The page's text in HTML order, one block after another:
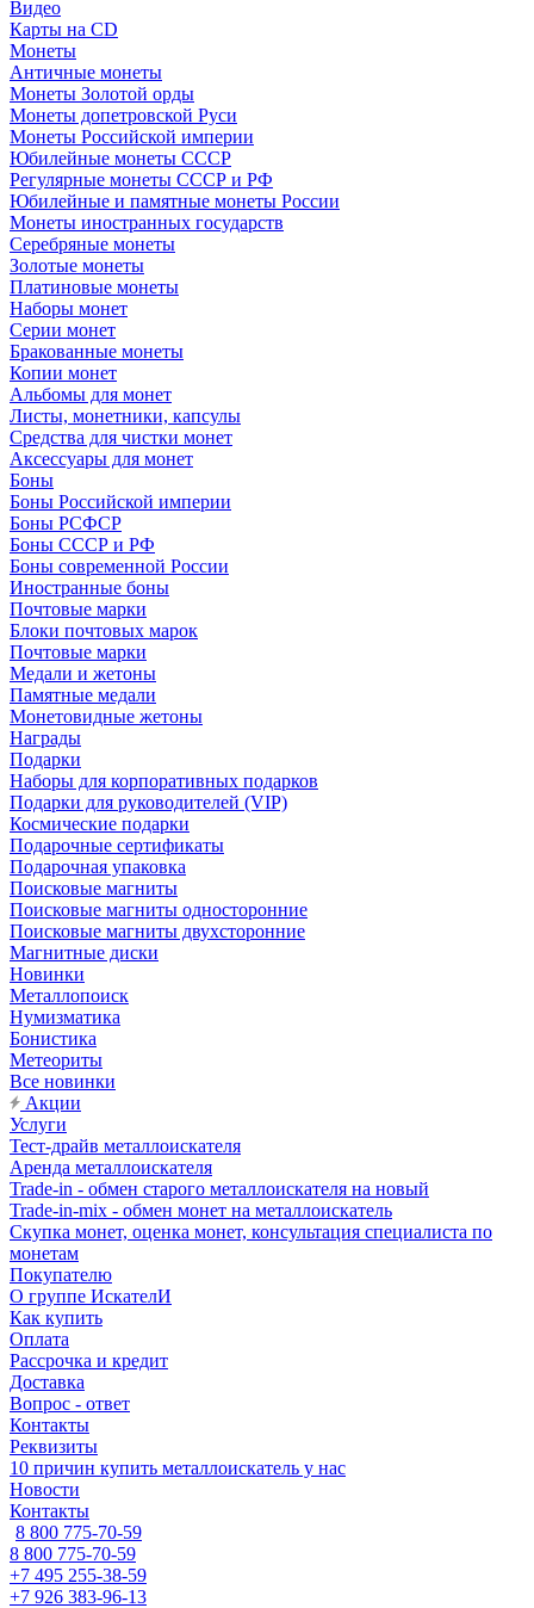
Видео
Карты на CD
Монеты
Античные монеты
Монеты Золотой орды
Монеты допетровской Руси
Монеты Российской империи
Юбилейные монеты СССР
Регулярные монеты СССР и РФ
Юбилейные и памятные монеты России
Монеты иностранных государств
Серебряные монеты
Золотые монеты
Платиновые монеты
Наборы монет
Серии монет
Бракованные монеты
Копии монет
Альбомы для монет
Листы, монетники, капсулы
Средства для чистки монет
Аксессуары для монет
Боны
Боны Российской империи
Боны РСФСР
Боны СССР и РФ
Боны современной России
Иностранные боны
Почтовые марки
Блоки почтовых марок
Почтовые марки
Медали и жетоны
Памятные медали
Монетовидные жетоны
Награды
Подарки
Наборы для корпоративных подарков
Подарки для руководителей (VIP)
Космические подарки
Подарочные сертификаты
Подарочная упаковка
Поисковые магниты
Поисковые магниты односторонние
Поисковые магниты двухсторонние
Магнитные диски
Новинки
Металлопоиск
Нумизматика
Бонистика
Метеориты
Все новинки
Акции
Услуги
Тест-драйв металлоискателя
Аренда металлоискателя
Trade-in - обмен старого металлоискателя на новый
Trade-in-mix - обмен монет на металлоискатель
Скупка монет, оценка монет, консультация специалиста по
монетам
Покупателю
О группе ИскателИ
Как купить
Оплата
Рассрочка и кредит
Доставка
Вопрос - ответ
Контакты
Реквизиты
10 причин купить металлоискатель у нас
Новости
Контакты
8 800 775-70-59
8 800 775-70-59
+7 495 255-38-59
+7 926 383-96-13